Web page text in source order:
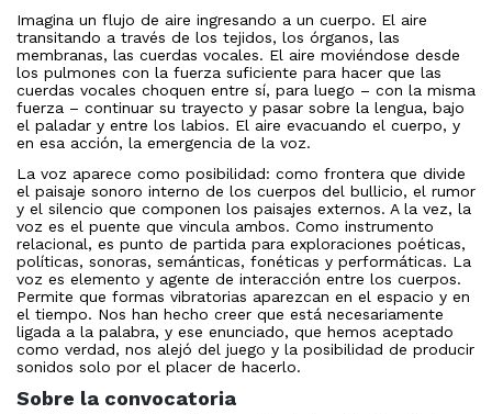
Imagina un flujo de aire ingresando a un cuerpo. El aire
transitando a través de los tejidos, los órganos, las
membranas, las cuerdas vocales. El aire moviéndose desde
los pulmones con la fuerza suficiente para hacer que las
cuerdas vocales choquen entre sí, para luego – con la misma
fuerza – continuar su trayecto y pasar sobre la lengua, bajo
el paladar y entre los labios. El aire evacuando el cuerpo, y
en esa acción, la emergencia de la voz.
La voz aparece como posibilidad: como frontera que divide
el paisaje sonoro interno de los cuerpos del bullicio, el rumor
y el silencio que componen los paisajes externos. A la vez, la
voz es el puente que vincula ambos. Como instrumento
relacional, es punto de partida para exploraciones poéticas,
políticas, sonoras, semánticas, fonéticas y performáticas. La
voz es elemento y agente de interacción entre los cuerpos.
Permite que formas vibratorias aparezcan en el espacio y en
el tiempo. Nos han hecho creer que está necesariamente
ligada a la palabra, y ese enunciado, que hemos aceptado
como verdad, nos alejó del juego y la posibilidad de producir
sonidos solo por el placer de hacerlo.
Sobre la convocatoria